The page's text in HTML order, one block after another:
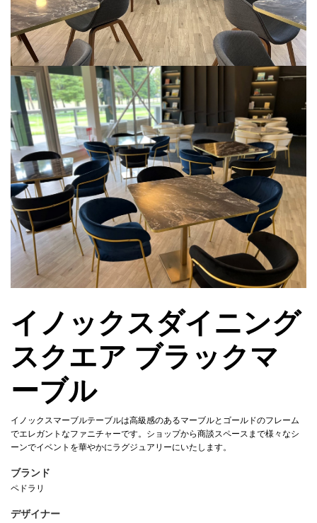
イノックスダイニング
スクエア ブラックマ
ーブル
イノックスマーブルテーブルは高級感のあるマーブルとゴールドのフレーム
でエレガントなファニチャーです。ショップから商談スペースまで様々なシ
ーンでイベントを華やかにラグジュアリーにいたします。
ブランド
ペドラリ
デザイナー